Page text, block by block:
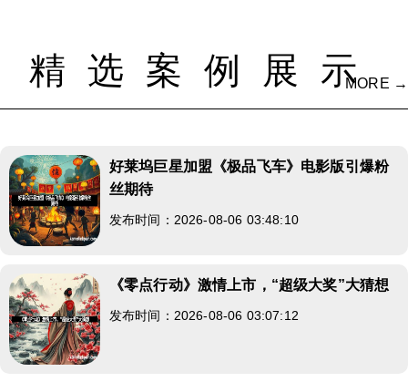
精选案例展示MORE →
好莱坞巨星加盟《极品飞车》电影版引爆粉
丝期待
发布时间：2026-08-06 03:48:10
《零点行动》激情上市，“超级大奖”大猜想
发布时间：2026-08-06 03:07:12